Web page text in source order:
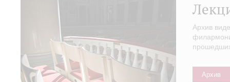
Архив
Архив